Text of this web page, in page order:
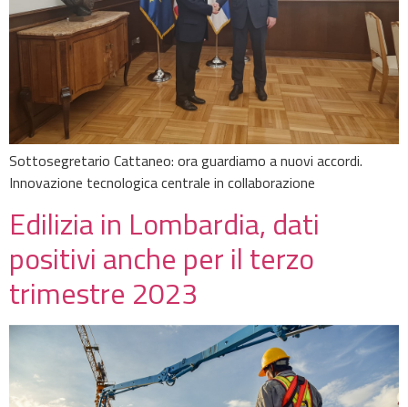
Sottosegretario Cattaneo: ora guardiamo a nuovi accordi.
Innovazione tecnologica centrale in collaborazione
Edilizia in Lombardia, dati
positivi anche per il terzo
trimestre 2023